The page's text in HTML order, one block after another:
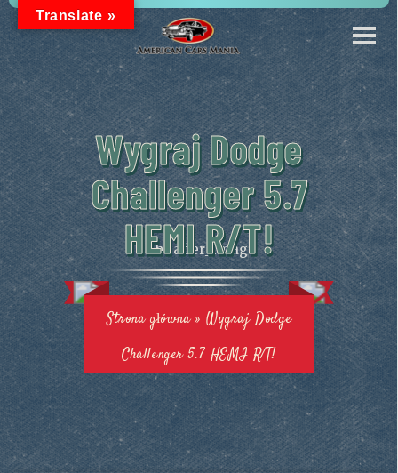
Wygraj Dodge
Challenger 5.7
HEMI R/T!
Strona główna»Wygraj Dodge
Challenger 5.7 HEMI R/T!
Translate »